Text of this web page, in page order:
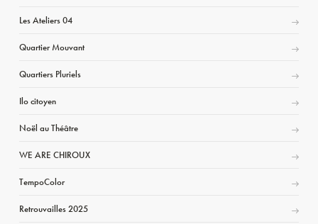
Les Ateliers 04
Quartier Mouvant
Quartiers Pluriels
Ilo citoyen
Noël au Théâtre
WE ARE CHIROUX
TempoColor
Retrouvailles 2025